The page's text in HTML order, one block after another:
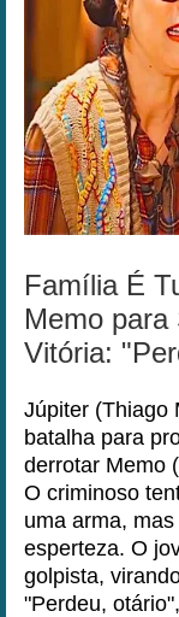
Família É
Memo para
Vitória:
Júpiter (Thiago
batalha para
derrotar Memo
O criminoso
uma arma,
esperteza. O
golpista,
"Perdeu,